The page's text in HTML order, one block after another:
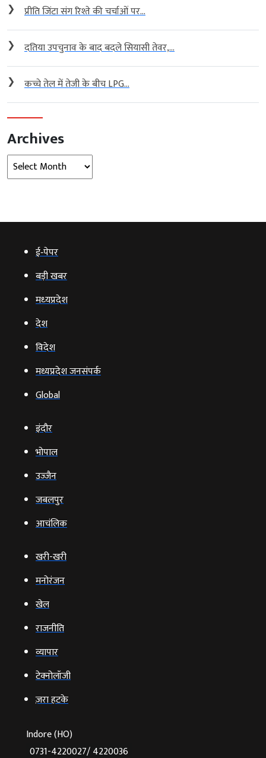
❯ प्रीति जिंटा संग रिश्ते की चर्चाओं पर...
❯ दतिया उपचुनाव के बाद बदले सियासी तेवर,...
❯ कच्चे तेल में तेजी के बीच LPG...
Archives
Archives
ई‑पेपर
बड़ी खबर
मध्‍यप्रदेश
देश
विदेश
मध्यप्रदेश जनसंपर्क
Global
इंदौर
भोपाल
उज्‍जैन
जबलपुर
आचंलिक
खरी-खरी
मनोरंजन
खेल
राजनीति
व्‍यापार
टेक्‍नोलॉजी
ज़रा हटके
Indore (HO)
0731-4220027/ 4220036